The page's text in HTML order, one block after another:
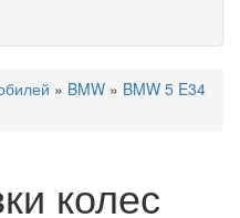
» BMW » BMW 5 E34
колес